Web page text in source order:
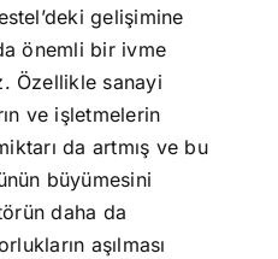
gelişimine
önemli bir ivme
Özellikle sanayi
ve işletmelerin
da artmış ve bu
büyümesini
daha da
aşılması